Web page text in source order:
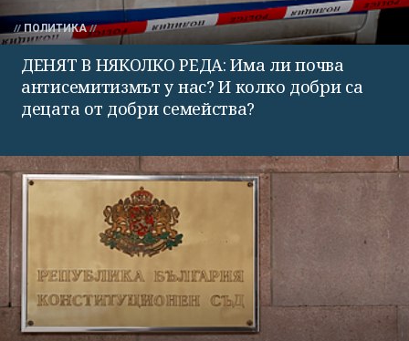
ПОЛИТИКА
ДЕНЯТ В НЯКОЛКО РЕДА: Има ли почва
антисемитизмът у нас? И колко добри са
децата от добри семейства?